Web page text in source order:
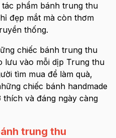
phẩm bánh trung thu
đẹp mắt mà còn thơm
thống.
chiếc bánh trung thu
lưu vào mỗi dịp Trung thu
tìm mua để làm quà,
chiếc bánh handmade
và đáng ngày càng
trung thu